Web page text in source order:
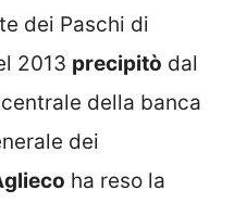
dei Paschi di
2013 precipitò dal
della banca
dei
ha reso la